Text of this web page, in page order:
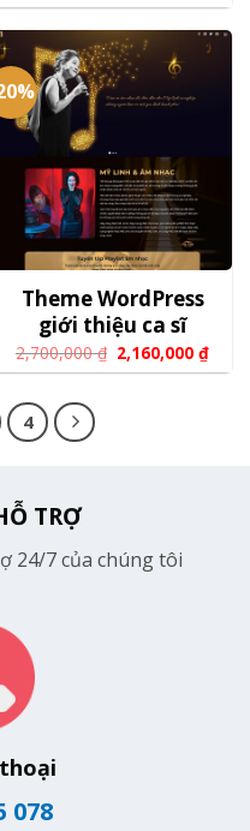
Theme WordPress
giới thiệu ca sĩ
2,700,000₫ 2,160,000₫
4
TRỢ
24/7 của chúng tôi
078